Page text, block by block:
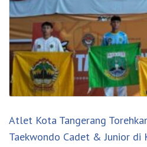
Atlet Kota Tangerang
Taekwondo Cadet & Junior di